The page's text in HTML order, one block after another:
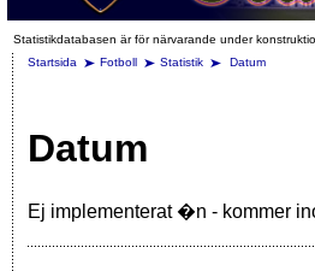
Statistikdatabasen är för närvarande under
Startsida
Fotboll Statistik Datum
Datum
Ej implementerat �n - kommer